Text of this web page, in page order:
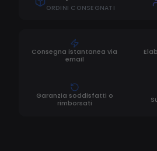
ORDINI CONSEGNATI
Consegna istantanea via
email
Garanzia soddisfatti o
rimborsati